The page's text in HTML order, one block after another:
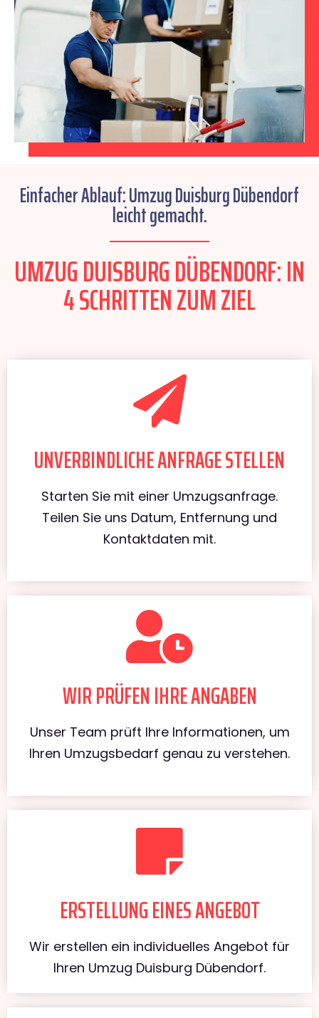
Einfacher Ablauf: Umzug Duisburg Dübendorf
leicht gemacht.
UMZUG DUISBURG DÜBENDORF: IN
4 SCHRITTEN ZUM ZIEL
UNVERBINDLICHE ANFRAGE STELLEN
Starten Sie mit einer Umzugsanfrage.
Teilen Sie uns Datum, Entfernung und
Kontaktdaten mit.
WIR PRÜFEN IHRE ANGABEN
Unser Team prüft Ihre Informationen, um
Ihren Umzugsbedarf genau zu verstehen.
ERSTELLUNG EINES ANGEBOT
Wir erstellen ein individuelles Angebot für
Ihren Umzug Duisburg Dübendorf.